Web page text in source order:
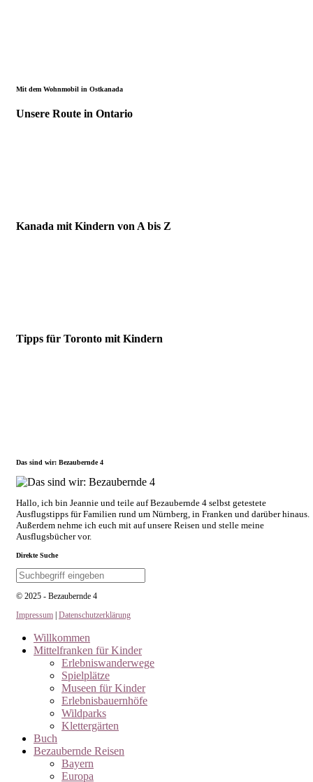
Mit dem Wohnmobil in Ostkanada
Unsere Route in Ontario
Kanada mit Kindern von A bis Z
Tipps für Toronto mit Kindern
Das sind wir: Bezaubernde 4
Hallo, ich bin Jeannie und teile auf Bezaubernde 4 selbst getestete
Ausflugstipps für Familien rund um Nürnberg, in Franken und darüber hinaus.
Außerdem nehme ich euch mit auf unsere Reisen und stelle meine
Ausflugsbücher vor.
Direkte Suche
© 2025 - Bezaubernde 4
Impressum Datenschutzerklärung
Willkommen
Mittelfranken für Kinder
Erlebniswanderwege
Spielplätze
Museen für Kinder
Erlebnisbauernhöfe
Wildparks
Klettergärten
Buch
Bezaubernde Reisen
Bayern
Europa